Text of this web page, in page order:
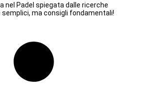
nel Padel spiegata dalle ricerche
ma consigli fondamentali!